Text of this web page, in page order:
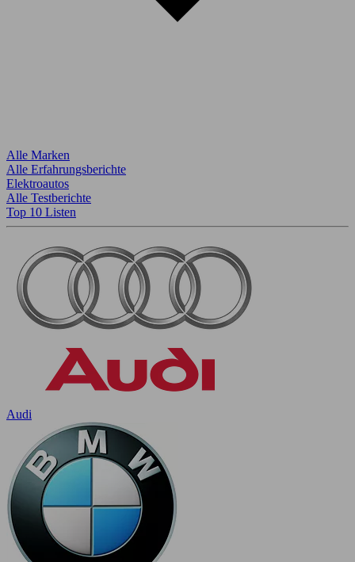
Alle Marken
Alle Erfahrungsberichte
Elektroautos
Alle Testberichte
Top 10 Listen
Audi